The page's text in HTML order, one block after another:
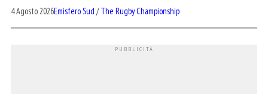
4 Agosto 2026Emisfero Sud /The Rugby Championship